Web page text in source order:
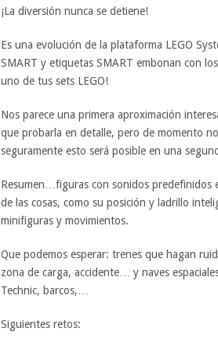
¡La diversión nunca se detiene!
Es una evolución de la plataforma LEGO
SMART y etiquetas SMART embonan con
uno de tus sets LEGO!
Nos parece una primera aproximación
que probarla en detalle, pero de momento
seguramente esto será posible en una
Resumen…figuras con sonidos predefinidos
de las cosas, como su posición y ladrillo
minifiguras y movimientos.
Que podemos esperar: trenes que hagan
zona de carga, accidente… y naves
Technic, barcos,…
Siguientes retos: